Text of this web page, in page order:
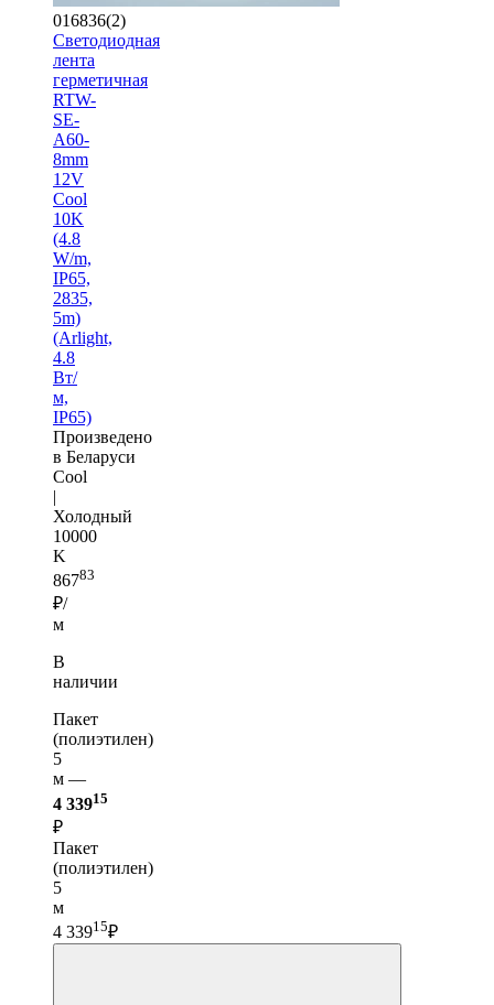
016836(2)
Светодиодная
лента
герметичная
RTW-
SE-
A60-
8mm
12V
Cool
10K
(4.8
W/m,
IP65,
2835,
5m)
(Arlight,
4.8
Вт/
м,
IP65)
Произведено
в Беларуси
Cool
|
Холодный
10000
K
86783
₽/
м
В
наличии
Пакет
(полиэтилен)
5
м —
4 33915
₽
Пакет
(полиэтилен)
5
м
4 33915₽